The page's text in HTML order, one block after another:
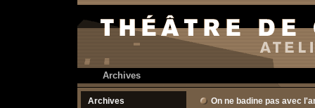
Archives
Archives
On ne badine pas avec